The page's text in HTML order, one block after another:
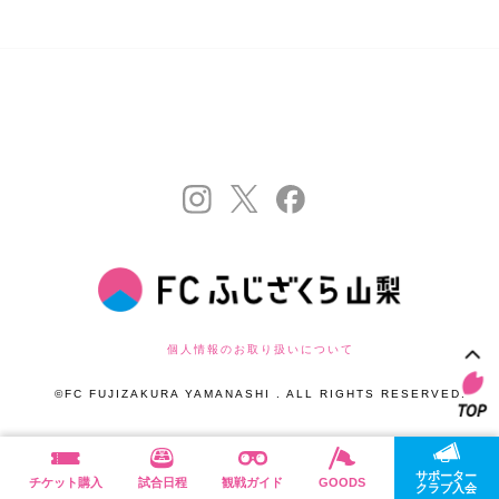
個人情報のお取り扱いについて
©FC FUJIZAKURA YAMANASHI . ALL RIGHTS RESERVED.
チケット購入 試合日程 観戦ガイド GOODS
サポーター
クラブ入会